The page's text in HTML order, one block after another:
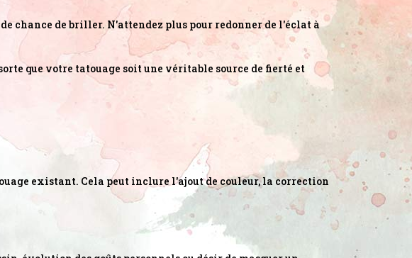
chance de briller. N'attendez plus pour redonner de l'éclat à
que votre tatouage soit une véritable source de fierté et
existant. Cela peut inclure l'ajout de couleur, la correction